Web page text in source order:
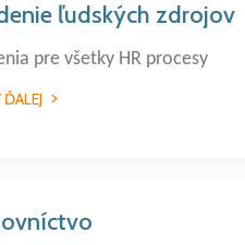
ľudských zdrojov
pre všetky HR procesy